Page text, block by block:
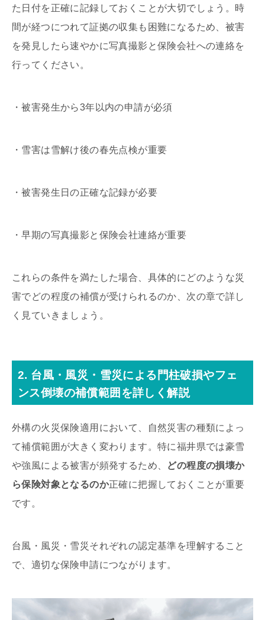
た日付を正確に記録しておくことが大切でしょう。時
間が経つにつれて証拠の収集も困難になるため、被害
を発見したら速やかに写真撮影と保険会社への連絡を
行ってください。
・被害発生から3年以内の申請が必須
・雪害は雪解け後の春先点検が重要
・被害発生日の正確な記録が必要
・早期の写真撮影と保険会社連絡が重要
これらの条件を満たした場合、具体的にどのような災
害でどの程度の補償が受けられるのか、次の章で詳し
く見ていきましょう。
2. 台風・風災・雪災による門柱破損やフェ
ンス倒壊の補償範囲を詳しく解説
外構の火災保険適用において、自然災害の種類によっ
て補償範囲が大きく変わります。特に福井県では豪雪
や強風による被害が頻発するため、 どの程度の損壊か
ら保険対象となるのか正確に把握しておくことが重要
です。
台風・風災・雪災それぞれの認定基準を理解すること
で、適切な保険申請につながります。